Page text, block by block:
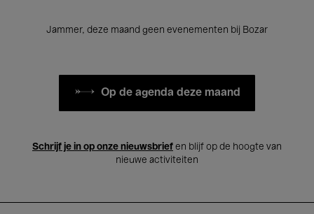
Jammer, deze maand geen evenementen bij Bozar
Op de agenda deze maand
Schrijf je in op onze nieuwsbrief en blijf op de hoogte van
nieuwe activiteiten